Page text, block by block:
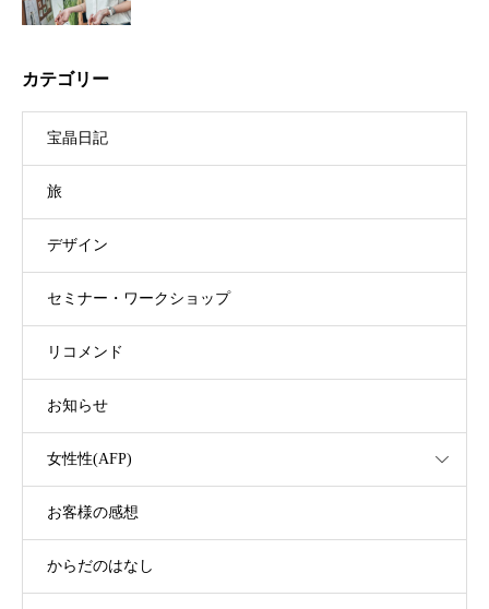
カテゴリー
宝晶日記
旅
デザイン
セミナー・ワークショップ
リコメンド
お知らせ
女性性(AFP)
お客様の感想
からだのはなし